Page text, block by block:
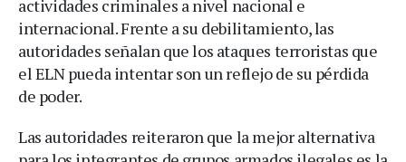
actividades criminales a nivel nacional e
internacional. Frente a su debilitamiento, las
autoridades señalan que los ataques terroristas que
el ELN pueda intentar son un reflejo de su pérdida
de poder.
Las autoridades reiteraron que la mejor alternativa